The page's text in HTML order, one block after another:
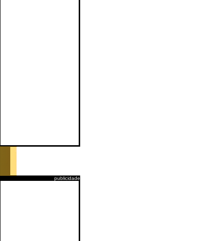
publicidade